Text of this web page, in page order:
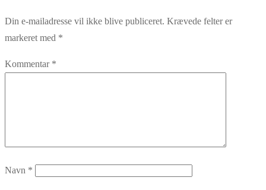
Din e-mailadresse vil ikke blive publiceret. Krævede felter er
markeret med *
Kommentar *
Navn *